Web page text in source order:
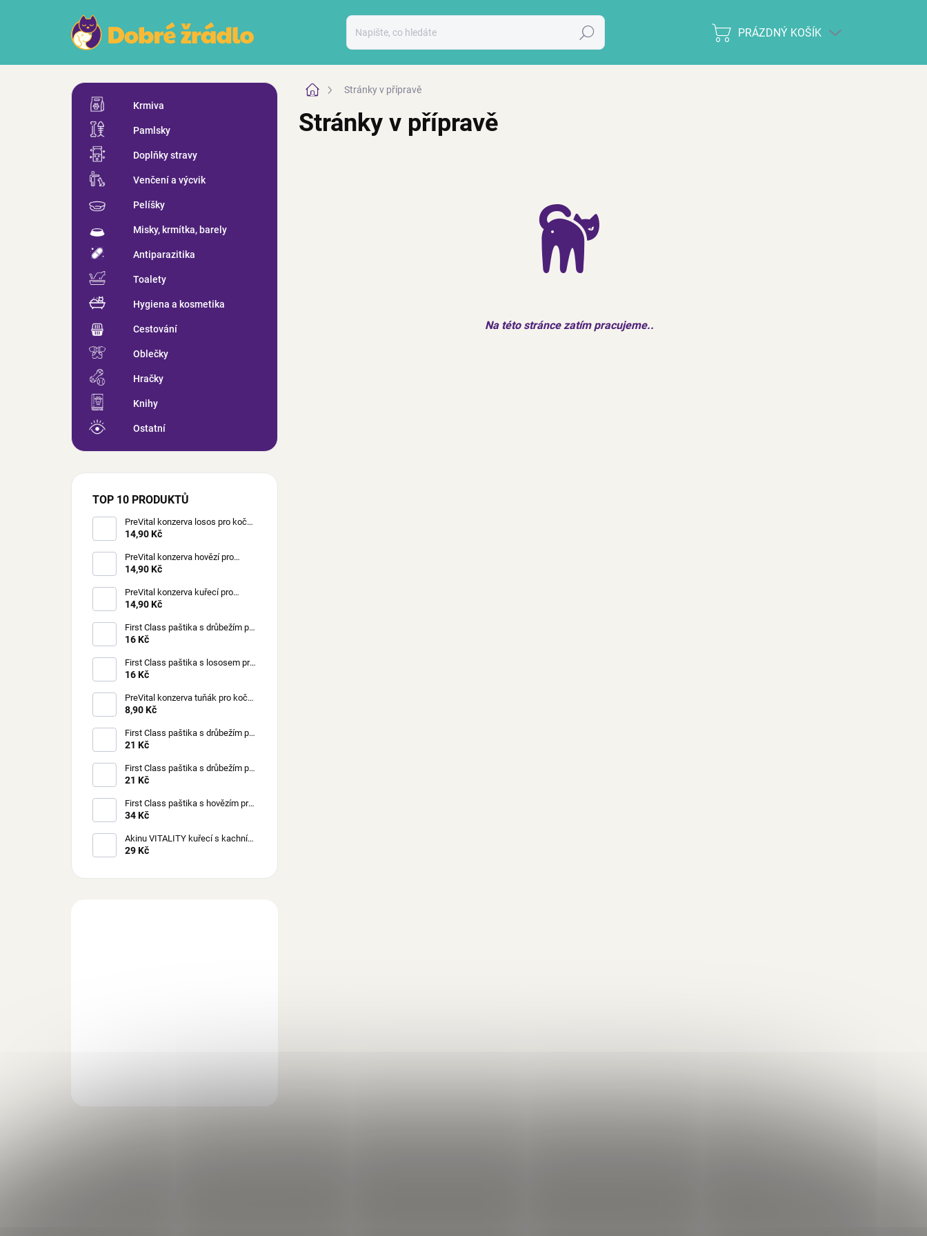
Hledat
NÁKUPNÍ
PRÁZDNÝ KOŠÍK
Domů Stránky v přípravě
P
Přeskočit
kategorie
Krmiva
Pamlsky
Doplňky stravy
Venčení a výcvik
Pelíšky
Misky, krmítka, barely
Antiparazitika
Toalety
Hygiena a kosmetika
Cestování
Oblečky
Hračky
Knihy
Ostatní
TOP 10 PRODUKTŮ
PreVital konzerva losos pro kočky
85 g
14,90 Kč
PreVital konzerva hovězí pro
kočky 85 g
14,90 Kč
PreVital konzerva kuřecí pro
kočky 85 g
14,90 Kč
First Class paštika s drůbežím pro
kočky 100 g
16 Kč
First Class paštika s lososem pro
kočky 100 g
16 Kč
PreVital konzerva tuňák pro kočky
85 g
8,90 Kč
First Class paštika s drůbežím pro
štěňata 150 g
21 Kč
First Class paštika s drůbežím pro
psy 150 g
21 Kč
First Class paštika s hovězím pro
psy 300 g
34 Kč
Akinu VITALITY kuřecí s kachním
masem pro kočky 70 g
29 Kč
Stránky v přípravě
Na této stránce zatím pracujeme..